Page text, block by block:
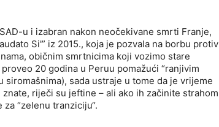
u i izabran nakon neočekivane smrti Franje,
Si'” iz 2015., koja je pozvala na borbu protiv
običnim smrtnicima koji vozimo stare
20 godina u Peruu pomažući “ranjivim
siromašnima), sada ustraje u tome da je vrijeme
riječi su jeftine – ali ako ih začinite strahom
“zelenu tranziciju“.